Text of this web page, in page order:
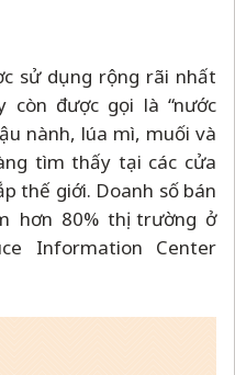
sử dụng rộng rãi nhất
còn được gọi là “nước
nành, lúa mì, muối và
tìm thấy tại các cửa
thế giới. Doanh số bán
hơn 80% thị trường ở
Information Center